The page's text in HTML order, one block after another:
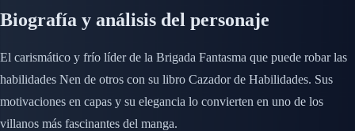
Biografía y análisis del personaje
El carismático y frío líder de la Brigada Fantasma que puede robar las
habilidades Nen de otros con su libro Cazador de Habilidades. Sus
motivaciones en capas y su elegancia lo convierten en uno de los
villanos más fascinantes del manga.